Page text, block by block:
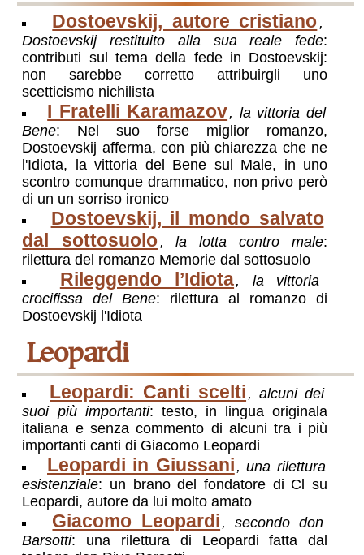
Dostoevskij, autore cristiano ,
Dostoevskij restituito alla sua reale fede:
contributi sul tema della fede in Dostoevskij:
non sarebbe corretto attribuirgli uno
scetticismo nichilista
I Fratelli Karamazov, la vittoria del
Bene: Nel suo forse miglior romanzo,
Dostoevskij afferma, con più chiarezza che ne
l'Idiota, la vittoria del Bene sul Male, in uno
scontro comunque drammatico, non privo però
di un un sorriso ironico
Dostoevskij, il mondo salvato
dal sottosuolo , la lotta contro male:
rilettura del romanzo Memorie dal sottosuolo
Rileggendo l’Idiota, la vittoria
crocifissa del Bene: rilettura al romanzo di
Dostoevskij l'Idiota
Leopardi
Leopardi: Canti scelti , alcuni dei
suoi più importanti: testo, in lingua originala
italiana e senza commento di alcuni tra i più
importanti canti di Giacomo Leopardi
Leopardi in Giussani , una rilettura
esistenziale: un brano del fondatore di Cl su
Leopardi, autore da lui molto amato
Giacomo Leopardi , secondo don
Barsotti: una rilettura di Leopardi fatta dal